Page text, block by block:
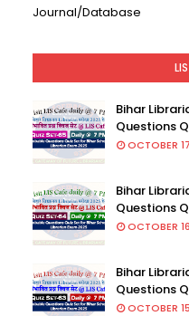
Journal/Database
Bihar
Questions
OCTOBER
Bihar
Questions
OCTOBER
Bihar
Questions
OCTOBER